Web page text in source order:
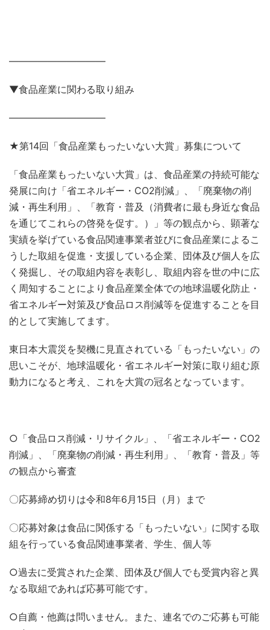
——————————
▼食品産業に関わる取り組み
——————————
★第14回「食品産業もったいない大賞」募集について
「食品産業もったいない大賞」は、食品産業の持続可能な
発展に向け「省エネルギー・CO2削減」、「廃棄物の削
減・再生利用」、「教育・普及（消費者に最も身近な食品
を通じてこれらの啓発を促す。）」等の観点から、顕著な
実績を挙げている食品関連事業者並びに食品産業によるこ
うした取組を促進・支援している企業、団体及び個人を広
く発掘し、その取組内容を表彰し、取組内容を世の中に広
く周知することにより食品産業全体での地球温暖化防止・
省エネルギー対策及び食品ロス削減等を促進することを目
的として実施してます。
東日本大震災を契機に見直されている「もったいない」の
思いこそが、地球温暖化・省エネルギー対策に取り組む原
動力になると考え、これを大賞の冠名となっています。
○「食品ロス削減・リサイクル」、「省エネルギー・CO2
削減」、「廃棄物の削減・再生利用」、「教育・普及」等
の観点から審査
〇応募締め切りは令和8年6月15日（月）まで
〇応募対象は食品に関係する「もったいない」に関する取
組を行っている食品関連事業者、学生、個人等
○過去に受賞された企業、団体及び個人でも受賞内容と異
なる取組であれば応募可能です。
○自薦・他薦は問いません。また、連名でのご応募も可能